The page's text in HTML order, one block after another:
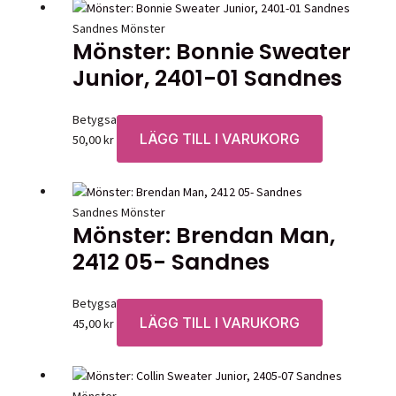
Sandnes Mönster
Mönster: Bonnie Sweater
Junior, 2401-01 Sandnes
Betygsatt0av 5
50,00kr LÄGG TILL I VARUKORG
Sandnes Mönster
Mönster: Brendan Man,
2412 05- Sandnes
Betygsatt0av 5
45,00kr LÄGG TILL I VARUKORG